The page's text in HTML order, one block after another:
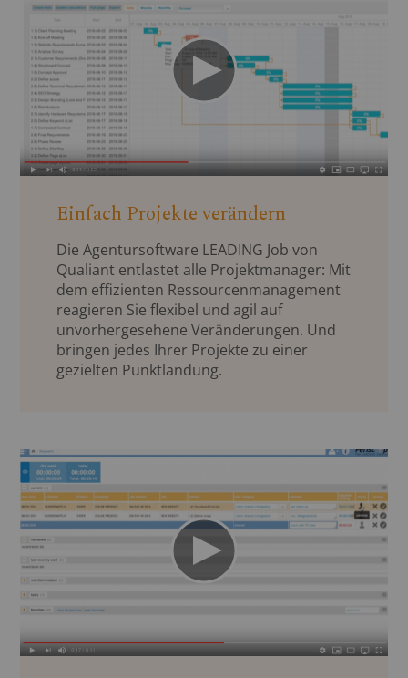
Einfach Projekte verändern
Die Agentursoftware LEADING Job von
Qualiant entlastet alle Projektmanager: Mit
dem effizienten Ressourcenmanagement
reagieren Sie flexibel und agil auf
unvorhergesehene Veränderungen. Und
bringen jedes Ihrer Projekte zu einer
gezielten Punktlandung.